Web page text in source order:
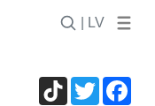
| LV
TikTokTwitter